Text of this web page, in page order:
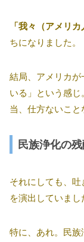
「我々（アメリ
ちになりました。
結局、アメリカが
いる」という感じ
当、仕方ないこと
民族浄化の残
それにしても、吐
を演出していまし
特に、あれ。民族